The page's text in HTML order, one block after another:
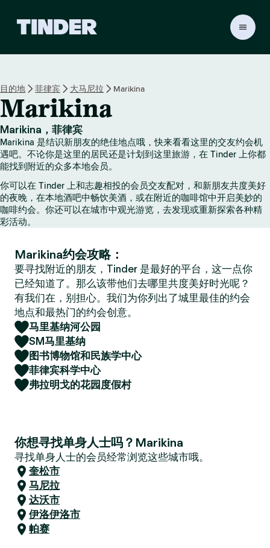
r
首
页
目的地 菲律宾 大马尼拉 Marikina
Marikina
Marikina，菲律宾
Marikina 是结识新朋友的绝佳地点哦，快来看看这里的交友约会机
遇吧。不论你是这里的居民还是计划到这里旅游，在 Tinder 上你都
能找到附近的众多本地会员。
你可以在 Tinder 上和志趣相投的会员交友配对，和新朋友共度美好
的夜晚，在本地酒吧中畅饮美酒，或在附近的咖啡馆中开启美妙的
咖啡约会。你还可以在城市中观光游览，去发现或重新探索各种精
彩活动。
Marikina约会攻略：
要寻找附近的朋友，Tinder 是最好的平台，这一点你
已经知道了。那么该带他们去哪里共度美好时光呢？
有我们在，别担心。我们为你列出了城里最佳的约会
地点和最热门的约会创意。
马里基纳河公园
SM马里基纳
图书博物馆和民族学中心
菲律宾科学中心
弗拉明戈的花园度假村
你想寻找单身人士吗？Marikina
寻找单身人士的会员经常浏览这些城市哦。
奎松市
马尼拉
达沃市
伊洛伊洛市
帕赛